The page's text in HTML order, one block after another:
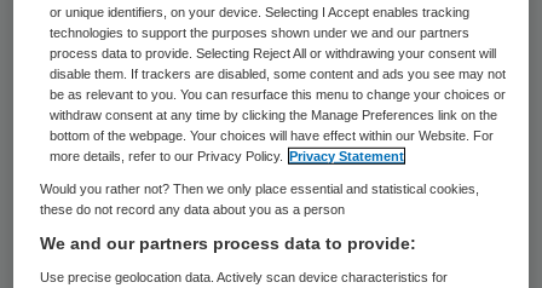
Het Waarborgfonds voor de Zorgsector
(WFZ) heeft 34 deelnemers, oftewel 10
procent van het ledenbestand, onder
verhoogde bewaking geplaatst. Voor drie
deelnemers geldt code rood, waarmee ze
technisch failliet zijn. Voor nog eens 15
deelnemers geldt code oranje.
or unique identifiers, on your device. Selecting I Accept enables tracking
technologies to support the purposes shown under we and our partners
process data to provide. Selecting Reject All or withdrawing your consent will
disable them. If trackers are disabled, some content and ads you see may not
be as relevant to you. You can resurface this menu to change your choices or
withdraw consent at any time by clicking the Manage Preferences link on the
bottom of the webpage. Your choices will have effect within our Website. For
more details, refer to our Privacy Policy.
Privacy Statement
Would you rather not? Then we only place essential and statistical cookies,
these do not record any data about you as a person
We and our partners process data to provide:
Use precise geolocation data. Actively scan device characteristics for